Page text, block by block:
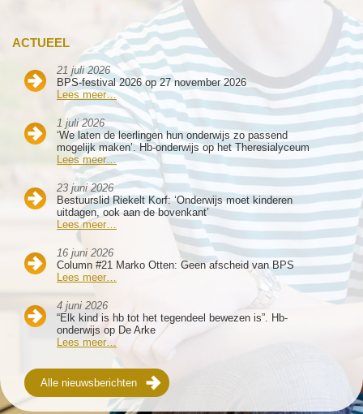
ACTUEEL
21 juli 2026
BPS-festival 2026 op 27 november 2026
Lees meer…
1 juli 2026
‘We laten de leerlingen hun onderwijs zo passend
mogelijk maken’. Hb-onderwijs op het Theresialyceum
Lees meer…
23 juni 2026
Bestuurslid Riekelt Korf: ‘Onderwijs moet kinderen
uitdagen, ook aan de bovenkant’
Lees meer…
16 juni 2026
Column #21 Marko Otten: Geen afscheid van BPS
Lees meer…
4 juni 2026
“Elk kind is hb tot het tegendeel bewezen is”. Hb-
onderwijs op De Arke
Lees meer…
Alle nieuwsberichten